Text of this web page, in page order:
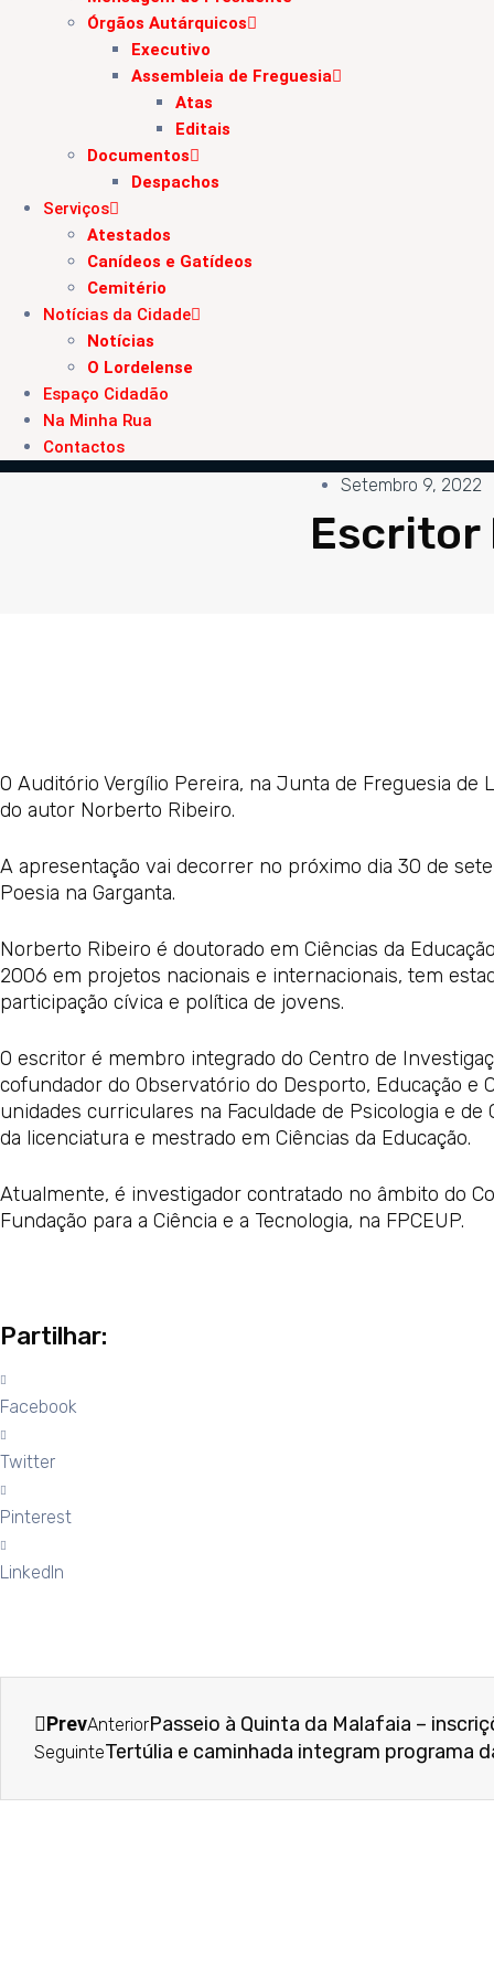
Órgãos Autárquicos
Executivo
Assembleia de Freguesia
Atas
Editais
Documentos
Despachos
Serviços
Atestados
Canídeos e Gatídeos
Cemitério
Notícias da Cidade
Notícias
O Lordelense
Espaço Cidadão
Na Minha Rua
Contactos
Setembro 9, 2022
Escritor
O Auditório Vergílio Pereira, na Junta de Freguesia de
do autor Norberto Ribeiro.
A apresentação vai decorrer no próximo dia 30 de
Poesia na Garganta.
Norberto Ribeiro é doutorado em Ciências da
2006 em projetos nacionais e internacionais, tem
participação cívica e política de jovens.
O escritor é membro integrado do Centro de
cofundador do Observatório do Desporto, Educação e
unidades curriculares na Faculdade de Psicologia e
da licenciatura e mestrado em Ciências da Educação.
Atualmente, é investigador contratado no âmbito do
Fundação para a Ciência e a Tecnologia, na FPCEUP.
Partilhar:
Facebook
Twitter
Pinterest
LinkedIn
PrevAnteriorPasseio à Quinta da Malafaia –
SeguinteTertúlia e caminhada integram programa